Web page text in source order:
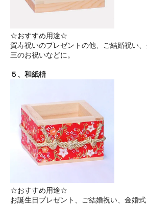
☆おすすめ用途☆
賀寿祝いのプレゼントの他、ご結婚祝い
三のお祝いなどに。
５、和紙枡
☆おすすめ用途☆
お誕生日プレゼント、ご結婚祝い、金婚